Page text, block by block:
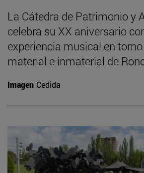
La Cátedra de Patrimonio y
celebra su XX aniversario
experiencia musical en
material e inmaterial de
Imagen Cedida